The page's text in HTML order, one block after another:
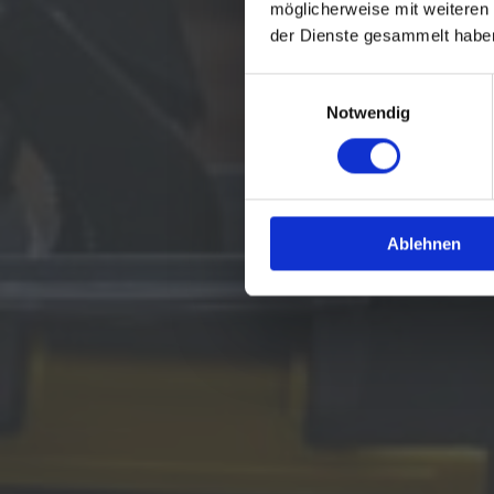
möglicherweise mit
der Dienste gesammelt
Notwendig
Ablehnen